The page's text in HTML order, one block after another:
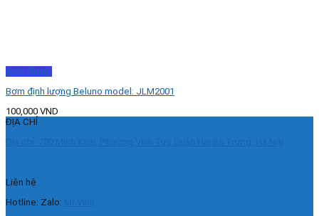
Xem nhanh
Bơm định lượng Beluno model: JLM2001
100,000 VND
ĐỊA CHỈ
Liên hệ
Hotline: Zalo: